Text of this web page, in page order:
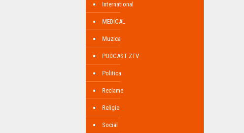
International
MEDICAL
Muzica
PODCAST ZTV
Politica
Reclame
Religie
Social